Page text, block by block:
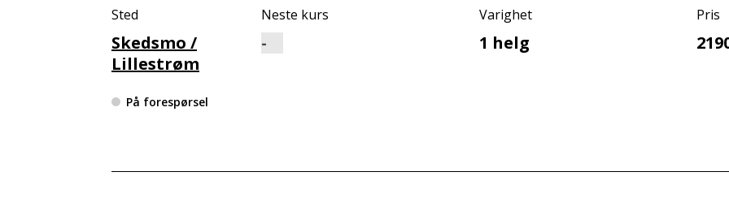
Sted
Skedsmo /
Lillestrøm
Neste kurs Varighet
1 helg
Pris
På forespørsel